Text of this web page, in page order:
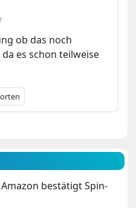
ob das noch
es schon teilweise
Amazon bestätigt Spin-